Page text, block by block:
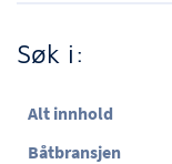
Søk i:
Alt innhold
Båtbransjen